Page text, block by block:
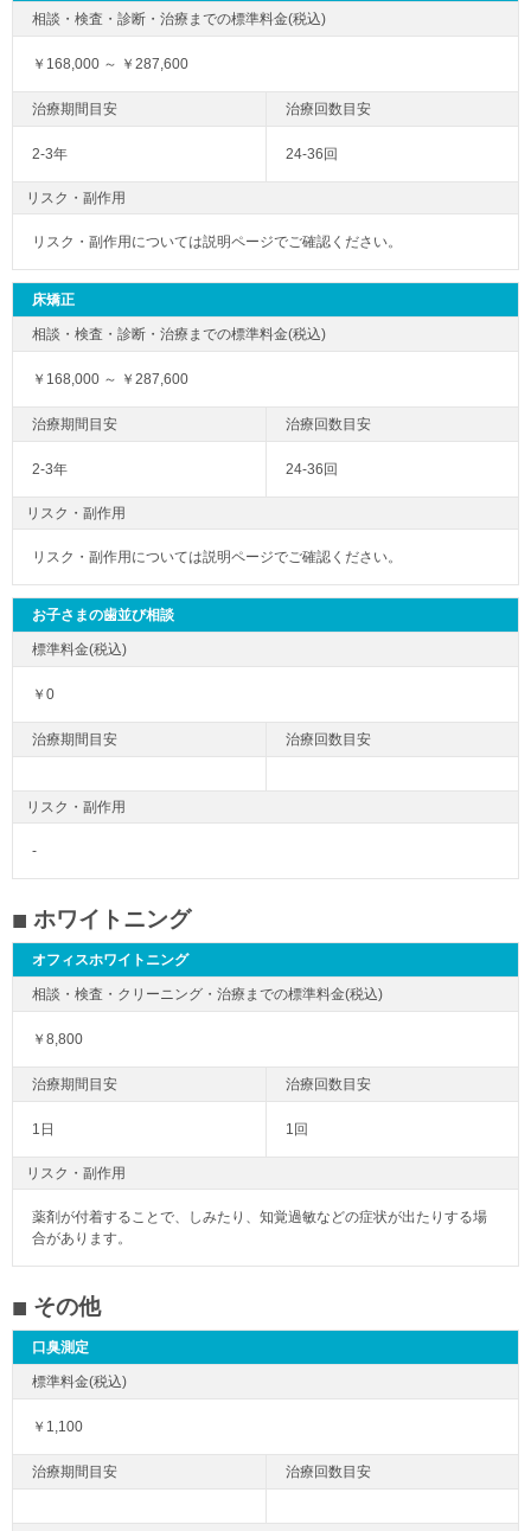
￥168,000 ～ ￥287,600
2-3年 24-36回
リスク・副作用
リスク・副作用については説明ページでご確認ください。
床矯正
￥168,000 ～ ￥287,600
2-3年 24-36回
リスク・副作用
リスク・副作用については説明ページでご確認ください。
お子さまの歯並び相談
￥0
リスク・副作用
-
ホワイトニング
オフィスホワイトニング
￥8,800
1日 1回
リスク・副作用
薬剤が付着することで、しみたり、知覚過敏などの症状が出たりする場
合があります。
その他
口臭測定
￥1,100